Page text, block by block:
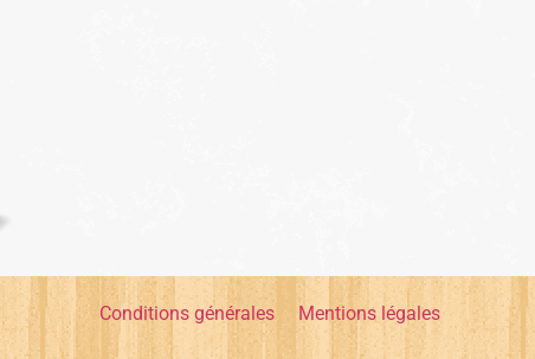
Conditions générales Mentions légales